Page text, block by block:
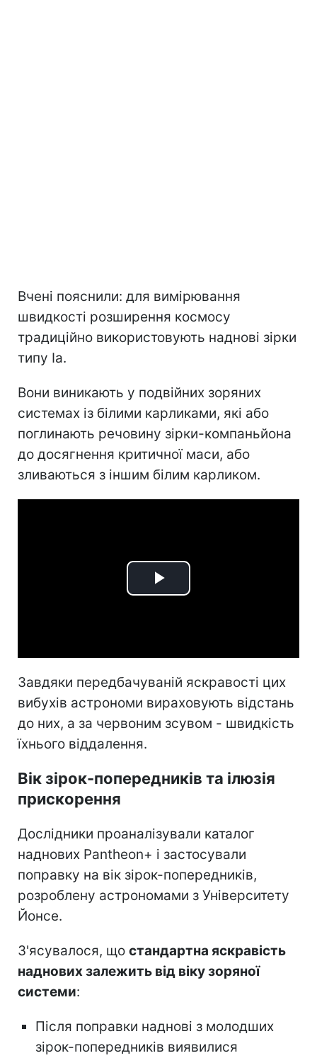
Вчені пояснили: для вимірювання
швидкості розширення космосу
традиційно використовують наднові зірки
типу Ia.
Вони виникають у подвійних зоряних
системах із білими карликами, які або
поглинають речовину зірки-компаньйона
до досягнення критичної маси, або
зливаються з іншим білим карликом.
Play
Завдяки передбачуваній яскравості цих
вибухів астрономи вираховують відстань
до них, а за червоним зсувом - швидкість
їхнього віддалення.
Вік зірок-попередників та ілюзія
прискорення
Дослідники проаналізували каталог
наднових Pantheon+ і застосували
поправку на вік зірок-попередників,
розроблену астрономами з Університету
Йонсе.
З'ясувалося, що стандартна яскравість
наднових залежить від віку зоряної
системи:
Після поправки наднові з молодших
зірок-попередників виявилися